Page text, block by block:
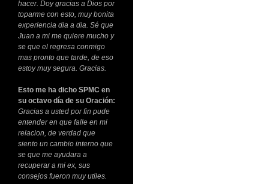
hacer. Doy gracias a Dios por
toparme con esto, muy bonita
experiencia dia a dia. Sé que
Juan a mi me quiere mucho y
se que el regresa conmigo
mas pronto que tarde, de eso
estoy muy segura. Gracias.
Esto me ha dicho SPMC en
su octavo día de su Oración:
Gracias a usted por fin pude
entender en que falle en mi
relacion, de verdad que
siento un cambio interno que
se que me ayudara a
recuperar a mi ex, sus
consejos fueron muy utiles.